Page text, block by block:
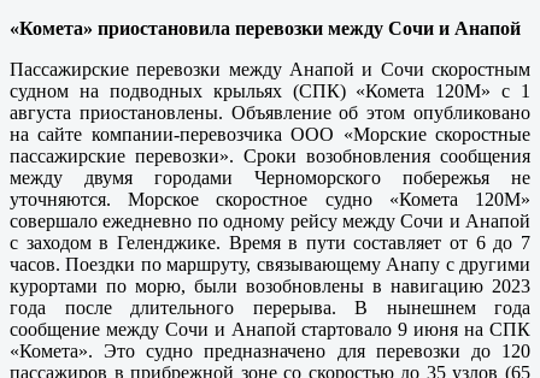
«Комета» приостановила перевозки между Сочи и Анапой
Пассажирские перевозки между Анапой и Сочи скоростным
судном на подводных крыльях (СПК) «Комета 120М» с 1
августа приостановлены. Объявление об этом опубликовано
на сайте компании-перевозчика ООО «Морские скоростные
пассажирские перевозки». Сроки возобновления сообщения
между двумя городами Черноморского побережья не
уточняются. Морское скоростное судно «Комета 120М»
совершало ежедневно по одному рейсу между Сочи и Анапой
с заходом в Геленджике. Время в пути составляет от 6 до 7
часов. Поездки по маршруту, связывающему Анапу с другими
курортами по морю, были возобновлены в навигацию 2023
года после длительного перерыва. В нынешнем года
сообщение между Сочи и Анапой стартовало 9 июня на СПК
«Комета». Это судно предназначено для перевозки до 120
пассажиров в прибрежной зоне со скоростью до 35 узлов (65